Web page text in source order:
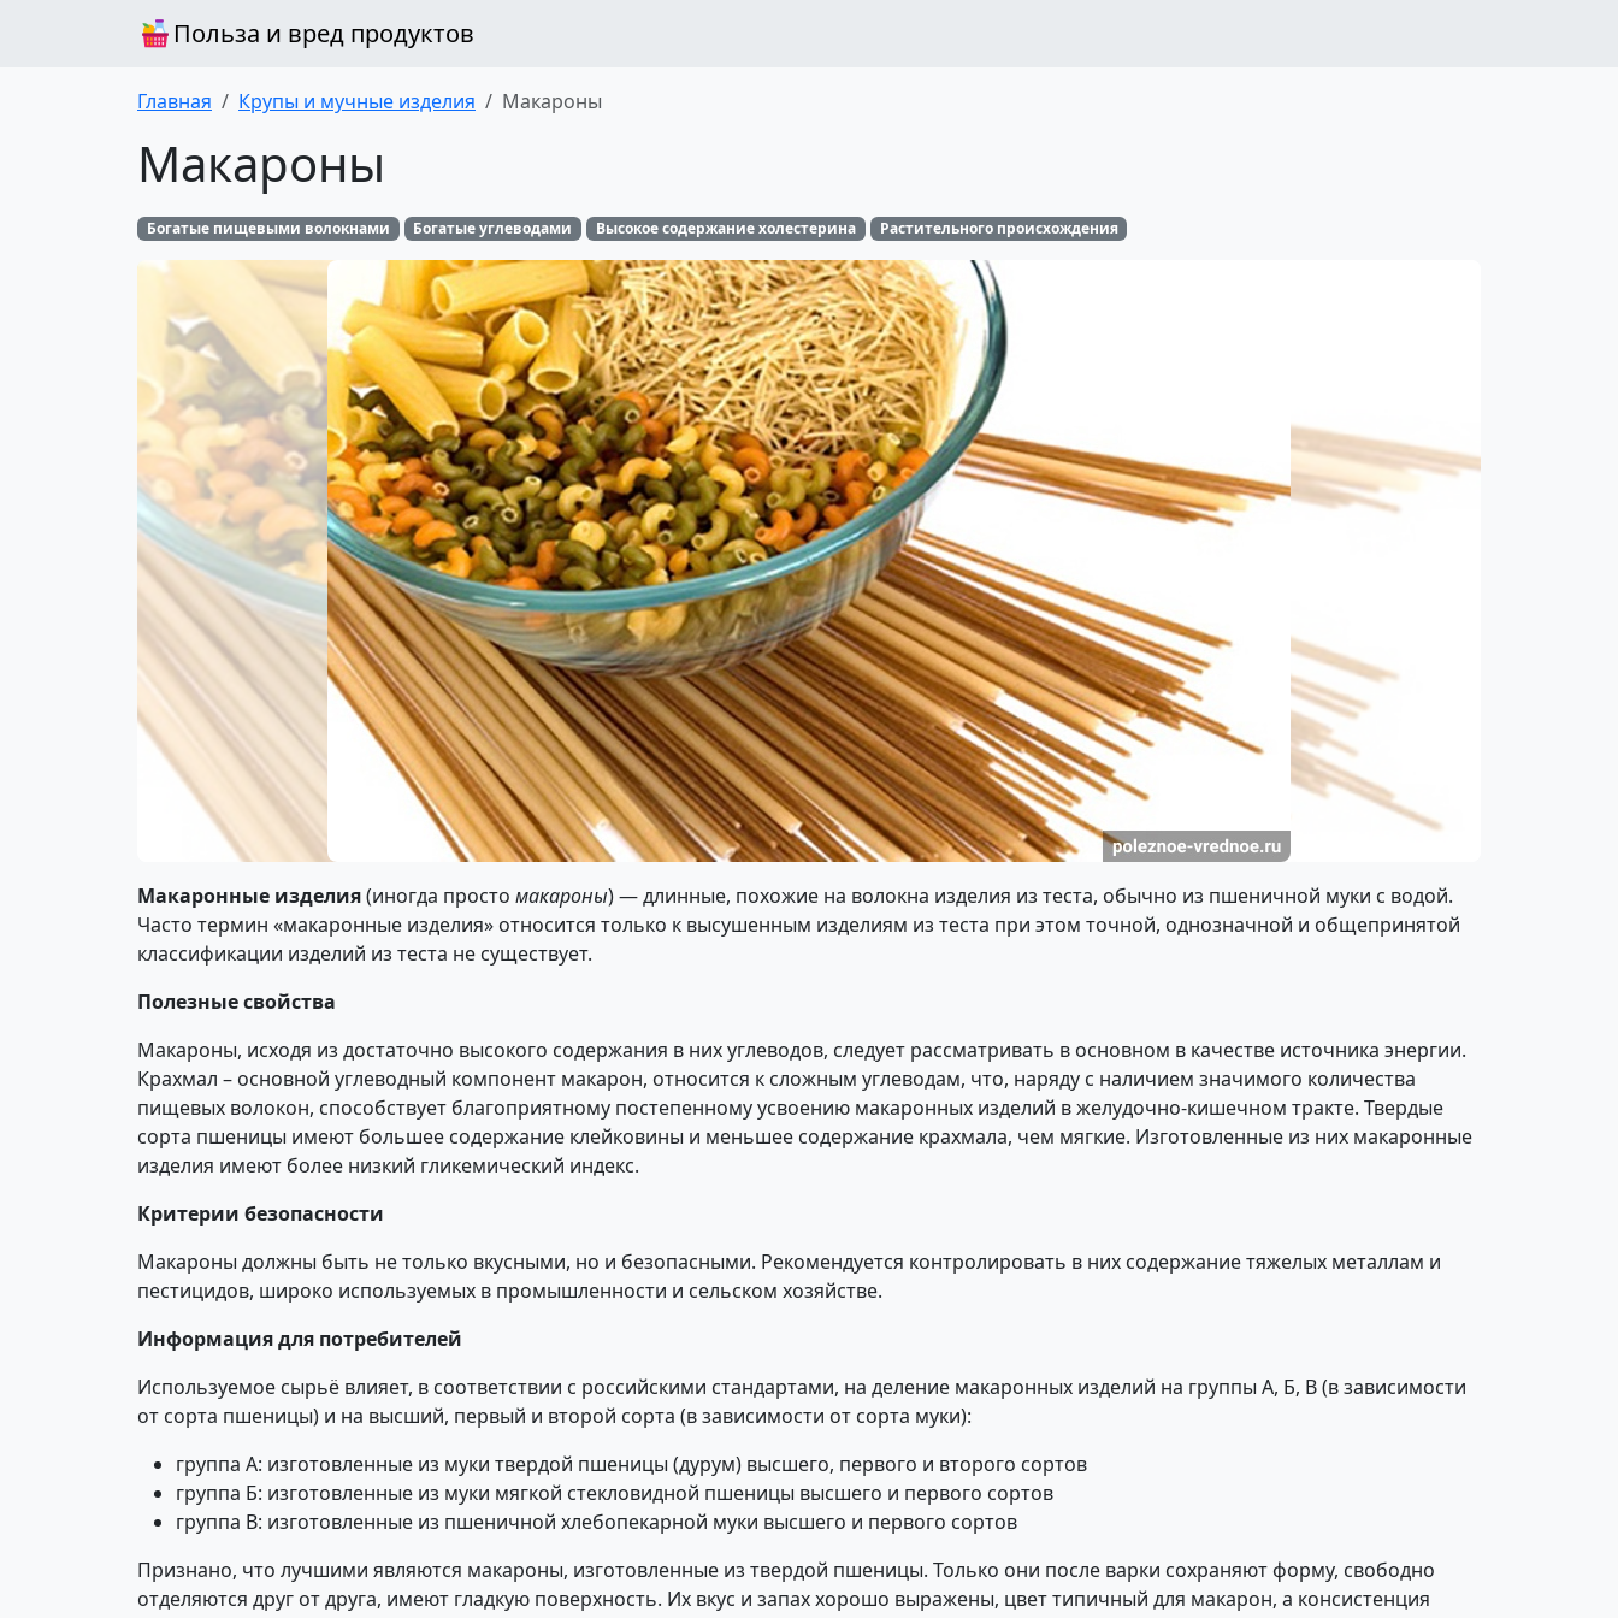
Польза и вред продуктов
Главная Крупы и мучные изделия Макароны
Макароны
Богатые пищевыми волокнами Богатые углеводами Высокое содержание холестерина Растительного происхождения
Макаронные изделия(иногда просто макароны) — длинные, похожие на волокна изделия из теста, обычно из пшеничной муки с водой.
Часто термин «макаронные изделия» относится только к высушенным изделиям из теста при этом точной, однозначной и общепринятой
классификации изделий из теста не существует.
Полезные свойства
Макароны, исходя из достаточно высокого содержания в них углеводов, следует рассматривать в основном в качестве источника энергии.
Крахмал – основной углеводный компонент макарон, относится к сложным углеводам, что, наряду с наличием значимого количества
пищевых волокон, способствует благоприятному постепенному усвоению макаронных изделий в желудочно-кишечном тракте. Твердые
сорта пшеницы имеют большее содержание клейковины и меньшее содержание крахмала, чем мягкие. Изготовленные из них макаронные
изделия имеют более низкий гликемический индекс.
Критерии безопасности
Макароны должны быть не только вкусными, но и безопасными. Рекомендуется контролировать в них содержание тяжелых металлам и
пестицидов, широко используемых в промышленности и сельском хозяйстве.
Информация для потребителей
Используемое сырьё влияет, в соответствии с российскими стандартами, на деление макаронных изделий на группы А, Б, В (в зависимости
от сорта пшеницы) и на высший, первый и второй сорта (в зависимости от сорта муки):
группа А: изготовленные из муки твердой пшеницы (дурум) высшего, первого и второго сортов
группа Б: изготовленные из муки мягкой стекловидной пшеницы высшего и первого сортов
группа В: изготовленные из пшеничной хлебопекарной муки высшего и первого сортов
Признано, что лучшими являются макароны, изготовленные из твердой пшеницы. Только они после варки сохраняют форму, свободно
отделяются друг от друга, имеют гладкую поверхность. Их вкус и запах хорошо выражены, цвет типичный для макарон, а консистенция